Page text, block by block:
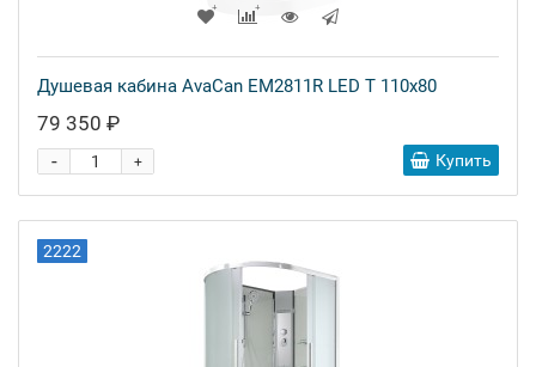
Душевая кабина AvaCan EM2811R LED T 110x80
79 350 ₽
+
- Купить
2222